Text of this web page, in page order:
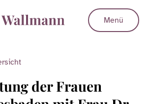
Menü
der Frauen